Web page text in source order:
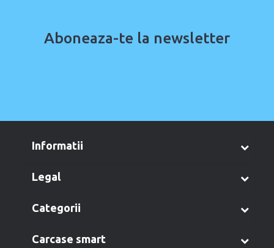
Aboneaza-te la newsletter
informatii
legal
categorii
carcase smart